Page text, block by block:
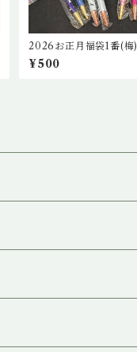
2026お正月福袋1番(梅)
¥500